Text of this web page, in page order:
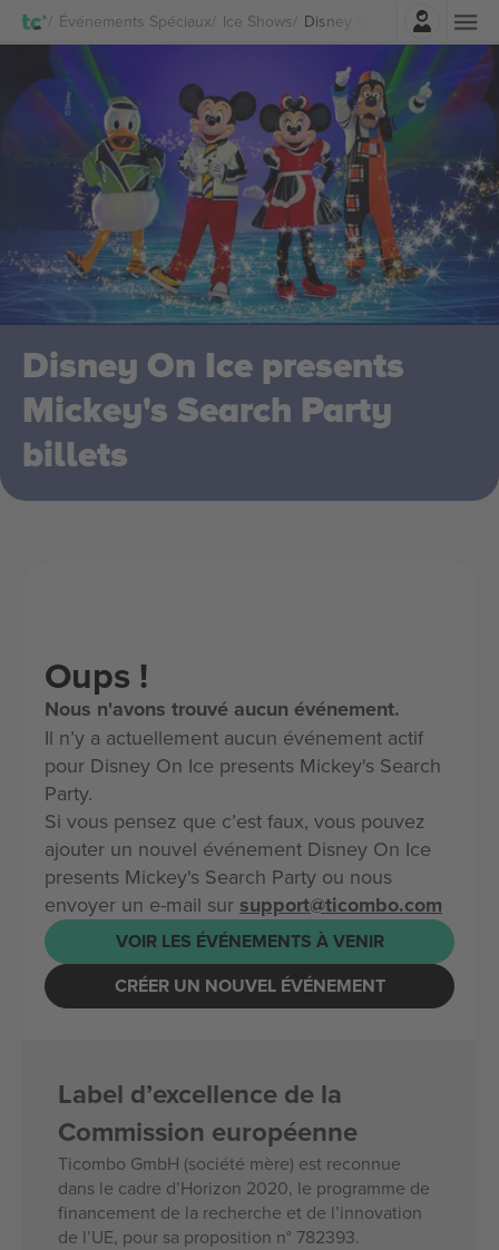
Événements Spéciaux Ice Shows Disney On Ice presents
Connexion
Disney On Ice presents
Mickey's Search Party
billets
Oups !
Nous n'avons trouvé aucun événement.
Il n’y a actuellement aucun événement actif
pour Disney On Ice presents Mickey's Search
Party.
Si vous pensez que c’est faux, vous pouvez
ajouter un nouvel événement Disney On Ice
presents Mickey's Search Party ou nous
envoyer un e-mail sur support@ticombo.com
VOIR LES ÉVÉNEMENTS À VENIR
CRÉER UN NOUVEL ÉVÉNEMENT
Label d’excellence de la
Commission européenne
Ticombo GmbH (société mère) est reconnue
dans le cadre d’Horizon 2020, le programme de
financement de la recherche et de l’innovation
de l’UE, pour sa proposition n° 782393.